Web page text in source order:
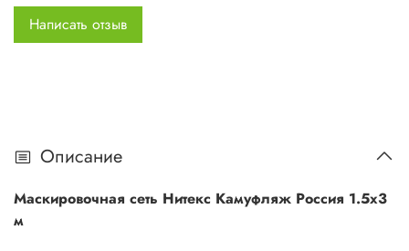
В сетях серии &laquo;Камуфляж&raquo; имеют 2
различных вида реза.
сети благодаря этому сеть имеет хорошую
Написать отзыв
Описание
Маскировочная сеть Нитекс Камуфляж Россия 1.5х3
м